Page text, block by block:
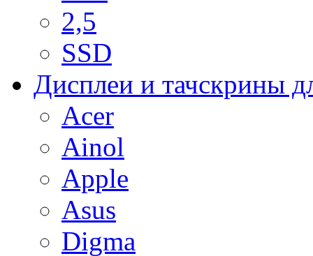
2,5
SSD
Дисплеи и тачскрины
Acer
Ainol
Apple
Asus
Digma